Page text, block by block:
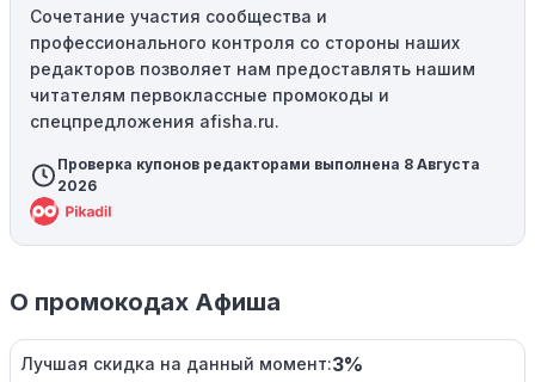
Сочетание участия сообщества и
профессионального контроля со стороны наших
редакторов позволяет нам предоставлять нашим
читателям первоклассные промокоды и
спецпредложения afisha.ru.
Проверка купонов редакторами выполнена 8 Августа
2026
О промокодах Афиша
Лучшая скидка на данный момент:3%